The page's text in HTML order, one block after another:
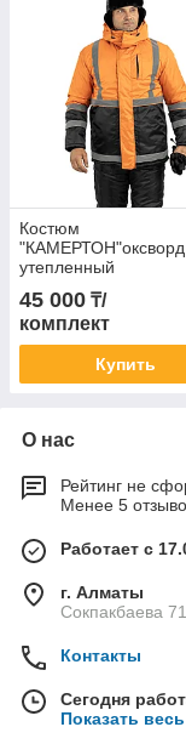
Костюм
утепленный
45 000 ₸/
комплект
Купить
О нас
Рейтинг не
Менее 5
Работает с
г. Алматы
Сокпакбаева
Контакты
Сегодня
Показать